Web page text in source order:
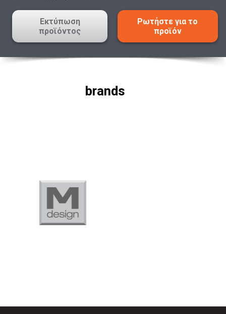
Εκτύπωση
προϊόντος
Ρωτήστε για το
προϊόν
brands